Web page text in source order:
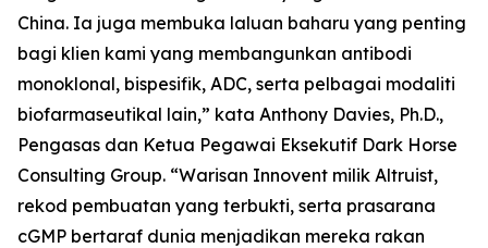
China. Ia juga membuka laluan baharu yang penting
bagi klien kami yang membangunkan antibodi
monoklonal, bispesifik, ADC, serta pelbagai modaliti
biofarmaseutikal lain,” kata Anthony Davies, Ph.D.,
Pengasas dan Ketua Pegawai Eksekutif Dark Horse
Consulting Group. “Warisan Innovent milik Altruist,
rekod pembuatan yang terbukti, serta prasarana
cGMP bertaraf dunia menjadikan mereka rakan